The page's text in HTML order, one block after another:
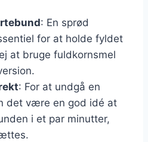
: En sprød
for at holde fyldet
at bruge fuldkornsmel
: For at undgå en
det være en god idé at
i et par minutter,